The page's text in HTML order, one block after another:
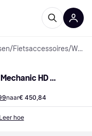
/Fietsaccessoires/ Werkbanken
HD
naar€ 450,84
Leer hoe